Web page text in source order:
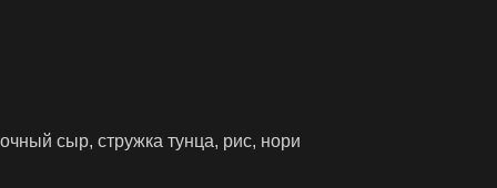
сыр, стружка тунца, рис, нори